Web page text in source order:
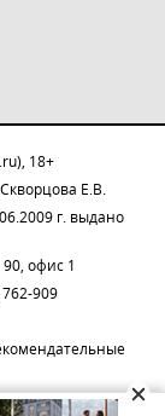
18+
Е.В.
г. выдано
офис 1
909